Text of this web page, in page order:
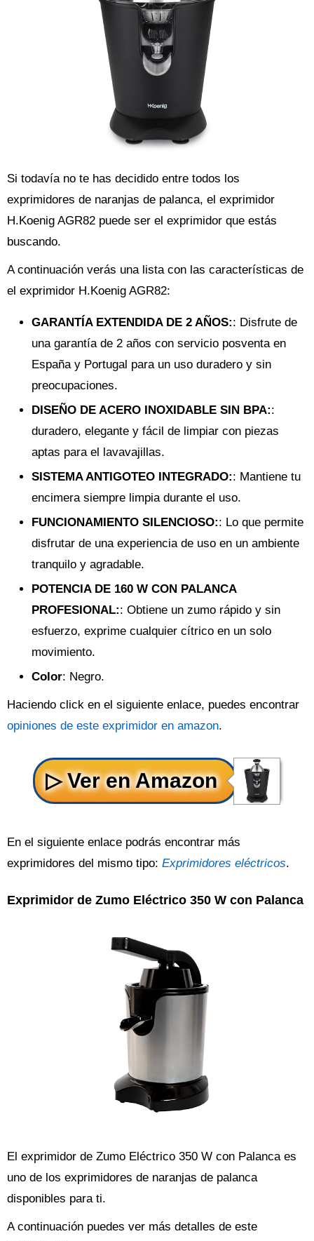
Si todavía no te has decidido entre todos los
exprimidores de naranjas de palanca, el exprimidor
H.Koenig AGR82 puede ser el exprimidor que estás
buscando.
A continuación verás una lista con las características de
el exprimidor H.Koenig AGR82:
GARANTÍA EXTENDIDA DE 2 AÑOS:: Disfrute de
una garantía de 2 años con servicio posventa en
España y Portugal para un uso duradero y sin
preocupaciones.
DISEÑO DE ACERO INOXIDABLE SIN BPA::
duradero, elegante y fácil de limpiar con piezas
aptas para el lavavajillas.
SISTEMA ANTIGOTEO INTEGRADO:: Mantiene tu
encimera siempre limpia durante el uso.
FUNCIONAMIENTO SILENCIOSO:: Lo que permite
disfrutar de una experiencia de uso en un ambiente
tranquilo y agradable.
POTENCIA DE 160 W CON PALANCA
PROFESIONAL:: Obtiene un zumo rápido y sin
esfuerzo, exprime cualquier cítrico en un solo
movimiento.
Color: Negro.
Haciendo click en el siguiente enlace, puedes encontrar
opiniones de este exprimidor en amazon.
En el siguiente enlace podrás encontrar más
exprimidores del mismo tipo: Exprimidores eléctricos.
Exprimidor de Zumo Eléctrico 350 W con Palanca
El exprimidor de Zumo Eléctrico 350 W con Palanca es
uno de los exprimidores de naranjas de palanca
disponibles para ti.
A continuación puedes ver más detalles de este